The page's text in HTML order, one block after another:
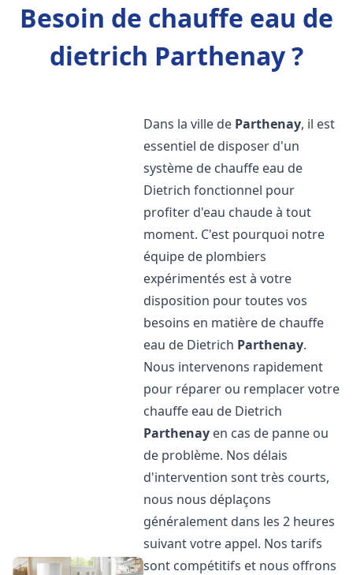
Besoin de chauffe eau de
dietrich Parthenay ?
Dans la ville de Parthenay, il est
essentiel de disposer d'un
système de chauffe eau de
Dietrich fonctionnel pour
profiter d'eau chaude à tout
moment. C'est pourquoi notre
équipe de plombiers
expérimentés est à votre
disposition pour toutes vos
besoins en matière de chauffe
eau de Dietrich Parthenay.
Nous intervenons rapidement
pour réparer ou remplacer votre
chauffe eau de Dietrich
Parthenay en cas de panne ou
de problème. Nos délais
d'intervention sont très courts,
nous nous déplaçons
généralement dans les 2 heures
suivant votre appel. Nos tarifs
sont compétitifs et nous offrons